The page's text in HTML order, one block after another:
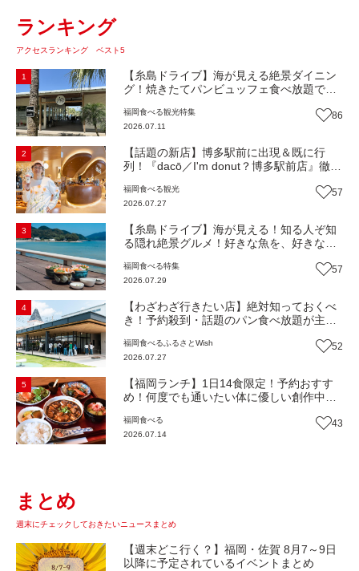
ランキング
アクセスランキング ベスト5
1
【糸島ドライブ】海が見える絶景ダイニン
グ！焼きたてパンビュッフェ食べ放題で大
Beach Cafe』（福岡・糸島市）【まち歩
き】
福岡食べる観光特集
2026.07.11
86
2
【話題の新店】博多駅前に出現＆既に行
列！『dacō／I'm donut？博多駅前店』徹底
しみ方＆イチオシメニューも紹介！（福岡
市博多区）【まち歩き】
福岡食べる観光
2026.07.27
57
3
【糸島ドライブ】海が見える！知る人ぞ知
る隠れ絶景グルメ！好きな魚を、好きなだ
堂』（福岡市西区）【まち歩き】
福岡食べる特集
2026.07.29
57
4
【わざわざ行きたい店】絶対知っておくべ
き！予約殺到・話題のパン食べ放題が主
『bound garden』（福岡・新宮町）【まち
歩き】
福岡食べるふるさとWish
2026.07.27
52
5
【福岡ランチ】1日14食限定！予約おすす
め！何度でも通いたい体に優しい創作中華
【まち歩き】
福岡食べる
2026.07.14
43
まとめ
週末にチェックしておきたいニュースまとめ
【週末どこ行く？】福岡・佐賀 8月7～9日
以降に予定されているイベントまとめ